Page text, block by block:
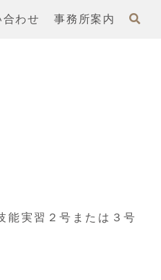
合わせ 事務所案内
能実習２号または３号